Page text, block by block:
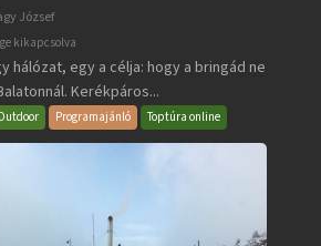
József
kikapcsolva
hálózat, egy a célja: hogy a bringád ne
Kerékpáros...
Programajánló Toptúra online